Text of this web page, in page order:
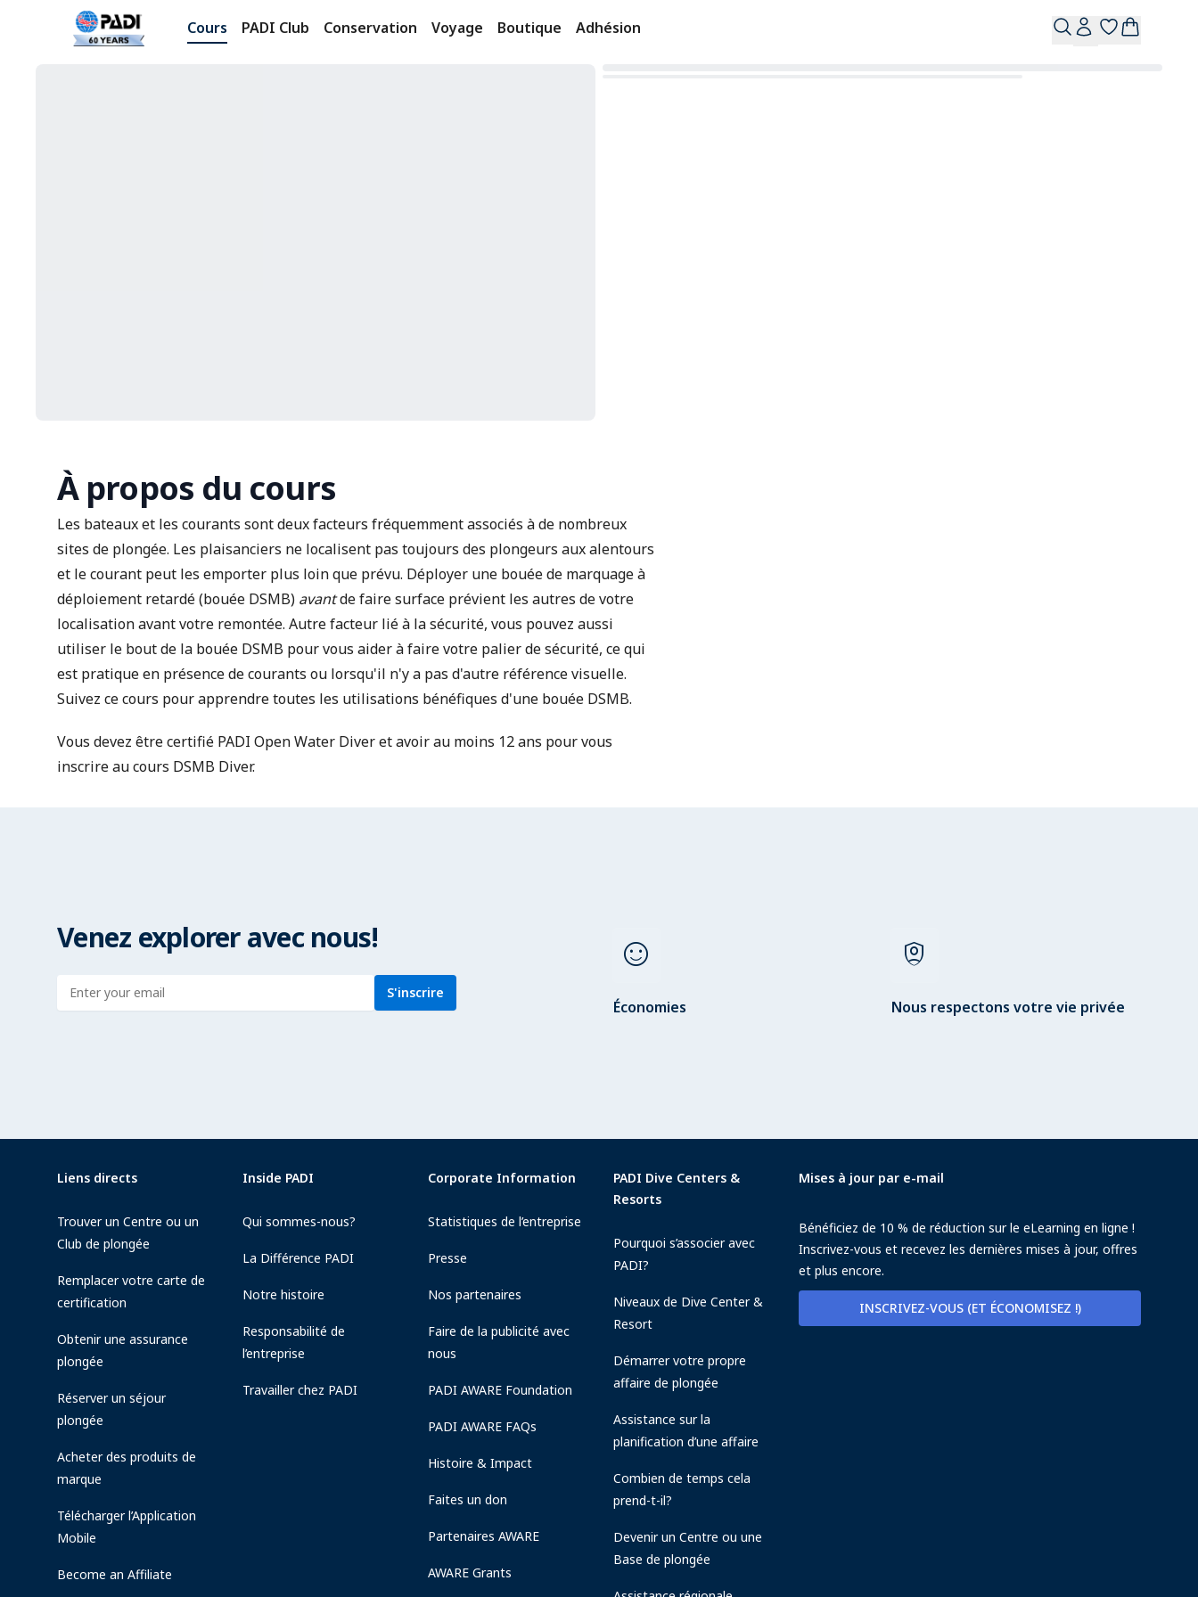
Cours PADI Club Conservation Voyage Boutique Adhésion
À propos du cours
Les bateaux et les courants sont deux facteurs fréquemment associés à de nombreux
sites de plongée. Les plaisanciers ne localisent pas toujours des plongeurs aux alentours
et le courant peut les emporter plus loin que prévu. Déployer une bouée de marquage à
déploiement retardé (bouée DSMB) avantde faire surface prévient les autres de votre
localisation avant votre remontée. Autre facteur lié à la sécurité, vous pouvez aussi
utiliser le bout de la bouée DSMB pour vous aider à faire votre palier de sécurité, ce qui
est pratique en présence de courants ou lorsqu'il n'y a pas d'autre référence visuelle.
Suivez ce cours pour apprendre toutes les utilisations bénéfiques d'une bouée DSMB.
Vous devez être certifié PADI Open Water Diver et avoir au moins 12 ans pour vous
inscrire au cours DSMB Diver.
Venez explorer avec nous!
Enter address S'inscrire
sentiment_satisfied
Économies
shield_person
Nous respectons votre vie privée
Liens directs
Trouver un Centre ou un
Club de plongée
Remplacer votre carte de
certification
Obtenir une assurance
plongée
Réserver un séjour
plongée
Acheter des produits de
marque
Télécharger l’Application
Mobile
Become an Affiliate
Inside PADI
Qui sommes-nous?
La Différence PADI
Notre histoire
Responsabilité de
l’entreprise
Travailler chez PADI
Corporate Information
Statistiques de l’entreprise
Presse
Nos partenaires
Faire de la publicité avec
nous
PADI AWARE Foundation
PADI AWARE FAQs
Histoire & Impact
Faites un don
Partenaires AWARE
AWARE Grants
PADI Dive Centers &
Resorts
Pourquoi s’associer avec
PADI?
Niveaux de Dive Center &
Resort
Démarrer votre propre
affaire de plongée
Assistance sur la
planification d’une affaire
Combien de temps cela
prend-t-il?
Devenir un Centre ou une
Base de plongée
Mises à jour par e-mail
Bénéficiez de 10 % de réduction sur le eLearning en ligne !
Inscrivez-vous et recevez les dernières mises à jour, offres
et plus encore.
INSCRIVEZ-VOUS (ET ÉCONOMISEZ !)